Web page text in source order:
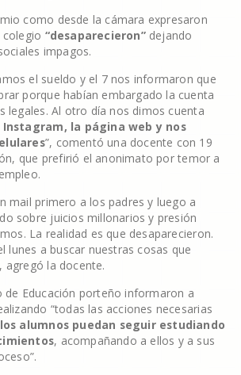
como desde la cámara expresaron
“desaparecieron”dejando
impagos.
el sueldo y el 7 nos informaron que
porque habían embargado la cuenta
legales. Al otro día nos dimos cuenta
la página web y nos
”, comentó una docente con 19
que prefirió el anonimato por temor a
mail primero a los padres y luego a
sobre juicios millonarios y presión
La realidad es que desaparecieron.
lunes a buscar nuestras cosas que
agregó la docente.
de Educación porteño informaron a
“todas las acciones necesarias
los alumnos puedan seguir estudiando
, acompañando a ellos y a sus